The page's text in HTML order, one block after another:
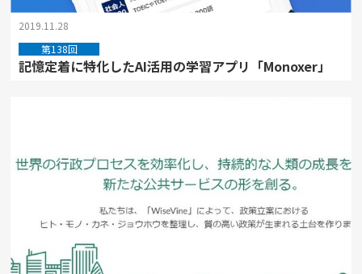
2019.11.28
第138回
記憶定着に特化したAI活用の学習アプリ「Monoxer」